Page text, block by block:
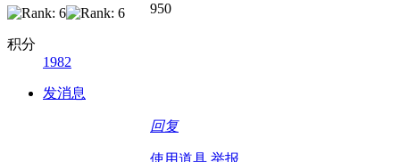
积分
1982
发消息
950
回复
使用道具 举报